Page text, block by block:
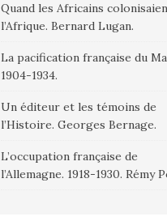
Quand les Africains
l’Afrique. Bernard Lugan.
La pacification française du
1904-1934.
Un éditeur et les témoins de
l’Histoire. Georges Bernage.
L’occupation française de
l’Allemagne. 1918-1930. Rémy